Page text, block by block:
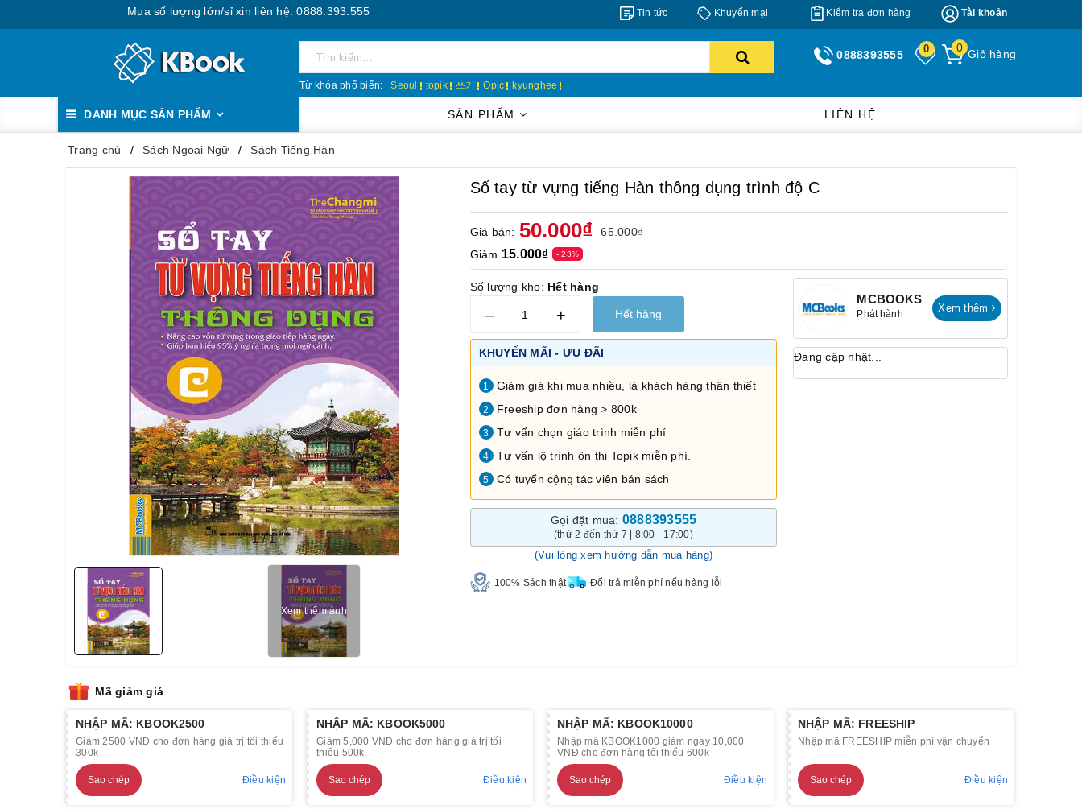
Mua số lượng lớn/sỉ xin liên hệ: 0888.393.555 Tài khoản
Kiểm tra đơn hàng
Khuyến mại
Tin tức
Từ khóa phổ biến: Seoul topik 쓰기 Opic kyunghee
Giỏ hàng
0
0
0888393555
DANH MỤC SẢN PHẨM SẢN PHẨM LIÊN HỆ
Trang chủ Sách Ngoại Ngữ Sách Tiếng Hàn
1/1
Xem thêm ảnh
Sổ tay từ vựng tiếng Hàn thông dụng trình độ C
Giá bán: 50.000₫
65.000₫
Giảm 15.000₫ - 23%
Số lượng kho: Hết hàng
– + Hết hàng
KHUYẾN MÃI - ƯU ĐÃI
1 Giảm giá khi mua nhiều, là khách hàng thân thiết
2 Freeship đơn hàng > 800k
3 Tư vấn chọn giáo trình miễn phí
4 Tư vấn lộ trình ôn thi Topik miễn phí.
5 Có tuyển cộng tác viên bán sách
Gọi đặt mua: 0888393555
(thứ 2 đến thứ 7 | 8:00 - 17:00)
(Vui lòng xem hướng dẫn mua hàng)
100% Sách thật Đổi trả miễn phí nếu hàng lỗi
MCBOOKS
Phát hành Xem thêm
Đang cập nhật...
Mã giảm giá
NHẬP MÃ: KBOOK2500
Giảm 2500 VNĐ cho đơn hàng giá trị tối thiểu
300k
Sao chép Điều kiện
NHẬP MÃ: KBOOK5000
Giảm 5,000 VNĐ cho đơn hàng giá trị tối
thiểu 500k
Sao chép Điều kiện
NHẬP MÃ: KBOOK10000
Nhập mã KBOOK1000 giảm ngay 10,000
VNĐ cho đơn hàng tối thiểu 600k
Sao chép Điều kiện
NHẬP MÃ: FREESHIP
Nhập mã FREESHIP miễn phí vận chuyển
Sao chép Điều kiện